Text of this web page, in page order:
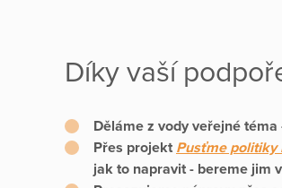
Díky vaší
Děláme z vody veřejné téma
Přes projekt Pusťme politiky
jak to napravit - bereme jim